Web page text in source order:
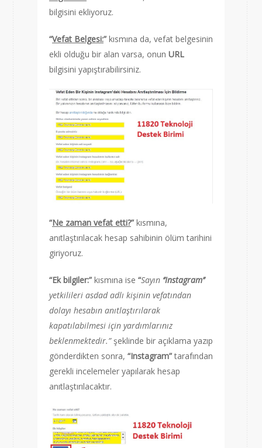
bilgisini ekliyoruz.
“Vefat Belgesi:” kısmına da, vefat belgesinin
ekli olduğu bir alan varsa, onun URL
bilgisini yapıştırabilirsiniz.
“Ne zaman vefat etti?” kısmına,
anıtlaştırılacak hesap sahibinin ölüm tarihini
giriyoruz.
“Ek bilgiler:” kısmına ise “Sayın ‘’Instagram’’
yetkilileri asdad adlı kişinin vefatından
dolayı hesabın anıtlaştırılarak
kapatılabilmesi için yardımlarınız
beklenmektedir.”şeklinde bir açıklama yazıp
gönderdikten sonra, “Instagram”tarafından
gerekli incelemeler yapılarak hesap
anıtlaştırılacaktır.